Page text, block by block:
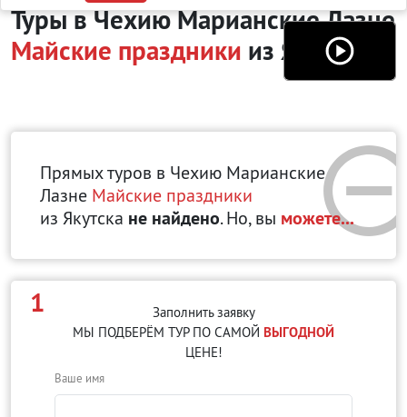
Туры в Чехию Марианские Лазне
Майские праздники из Якутска
Прямых туров в Чехию Марианские
Лазне Майские праздники
из Якутска не найдено. Но, вы можете...
1
Заполнить заявку
МЫ ПОДБЕРЁМ ТУР ПО САМОЙ ВЫГОДНОЙ
ЦЕНЕ!
Ваше имя